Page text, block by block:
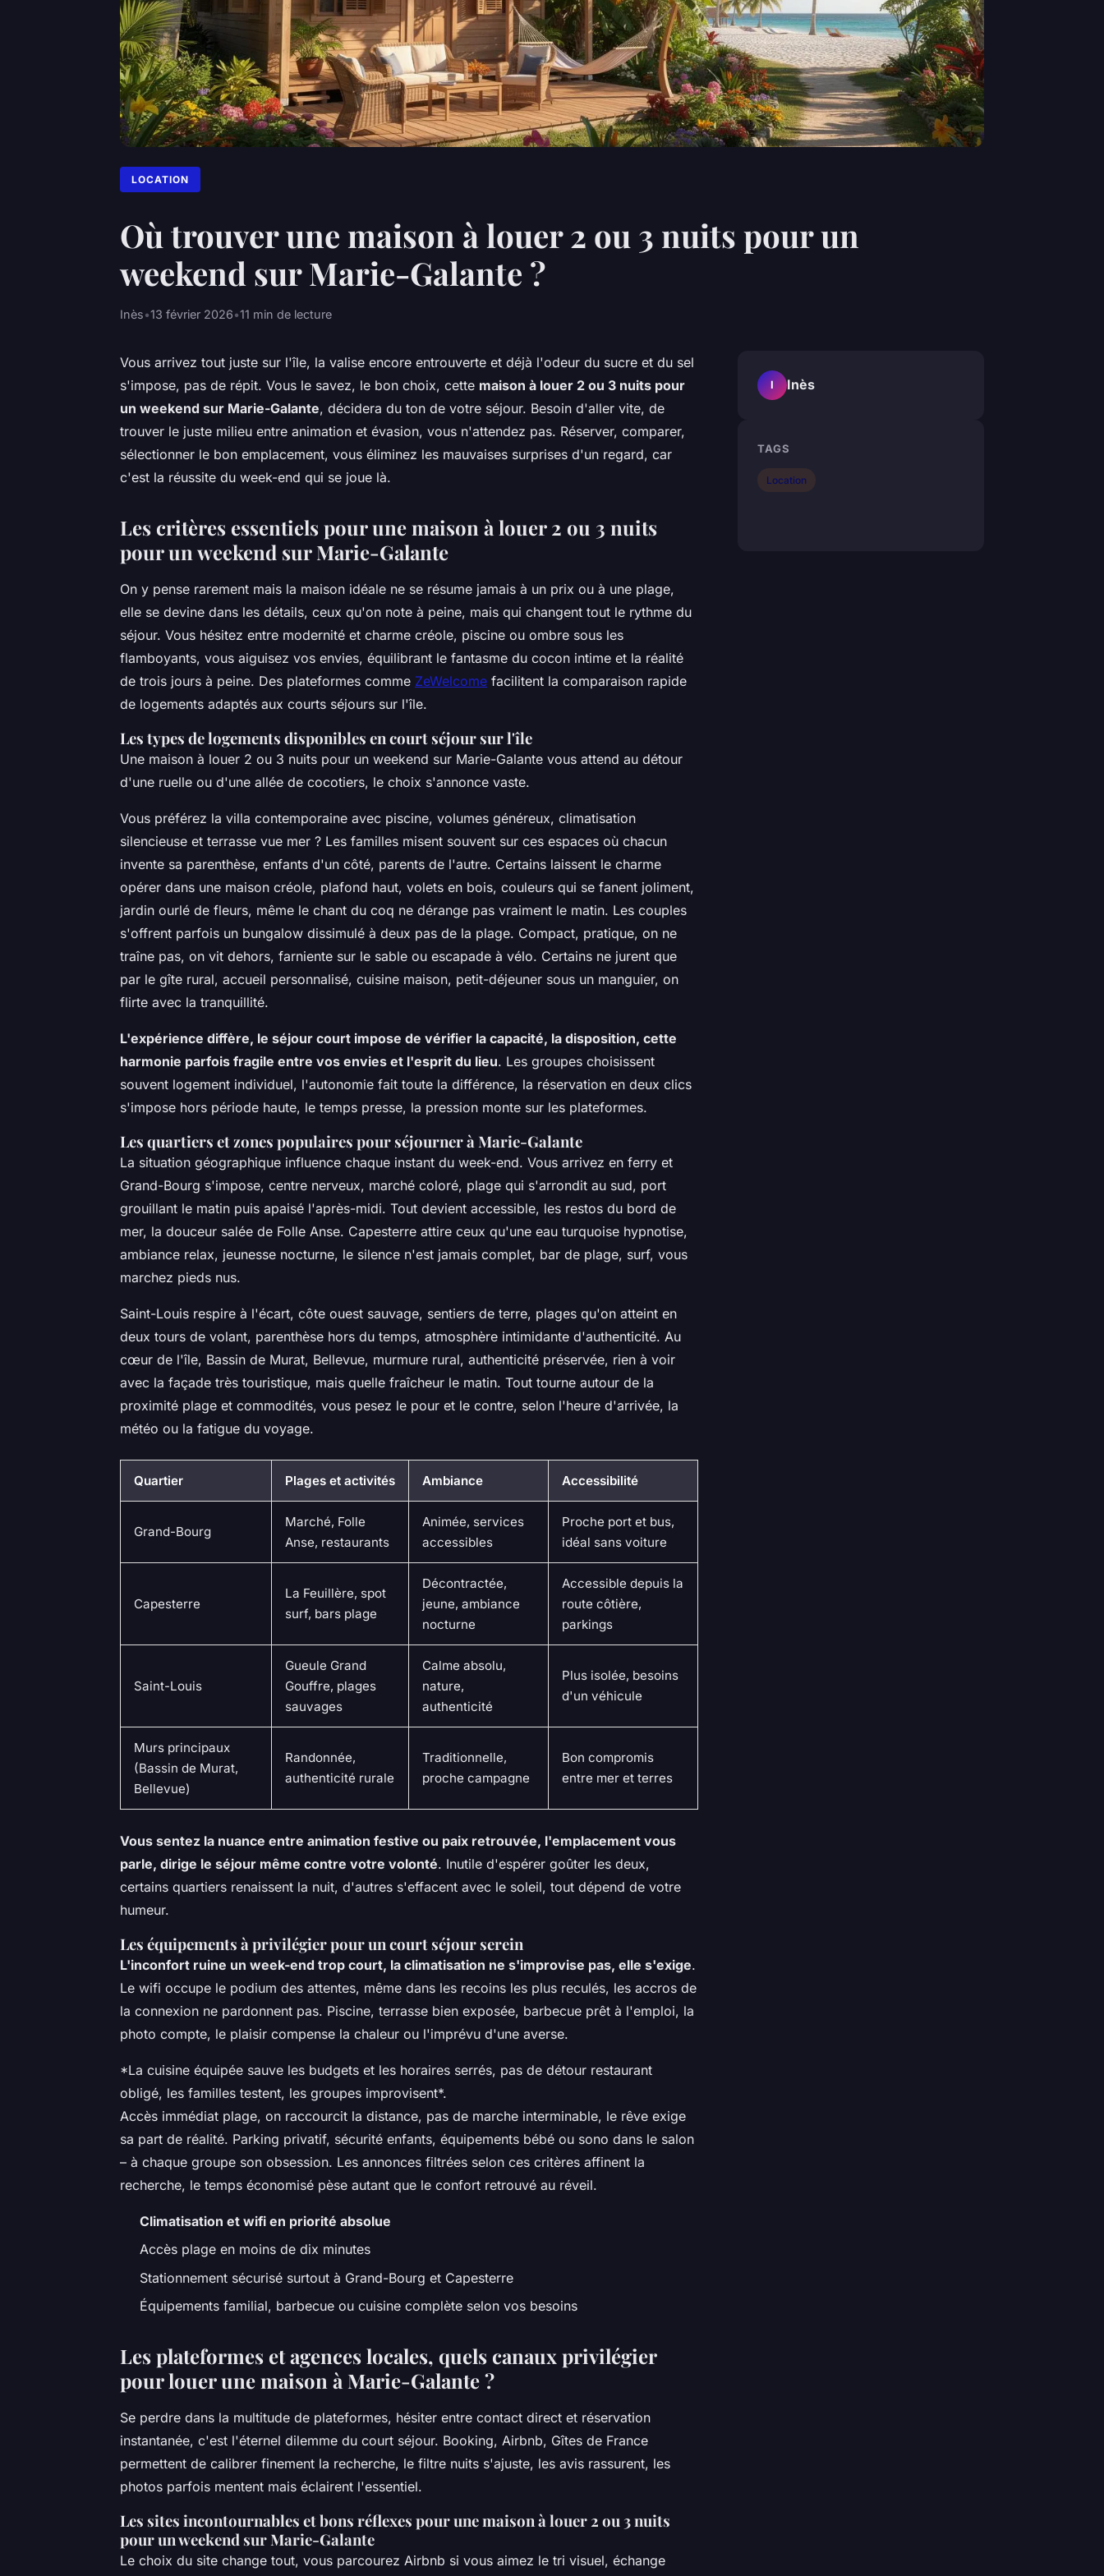
LOCATION
Où trouver une maison à louer 2 ou 3 nuits pour un
weekend sur Marie-Galante ?
Inès•13 février 2026•11 min de lecture
Vous arrivez tout juste sur l'île, la valise encore entrouverte et déjà l'odeur du sucre et du sel
s'impose, pas de répit. Vous le savez, le bon choix, cette maison à louer 2 ou 3 nuits pour
un weekend sur Marie-Galante, décidera du ton de votre séjour. Besoin d'aller vite, de
trouver le juste milieu entre animation et évasion, vous n'attendez pas. Réserver, comparer,
sélectionner le bon emplacement, vous éliminez les mauvaises surprises d'un regard, car
c'est la réussite du week-end qui se joue là.
Les critères essentiels pour une maison à louer 2 ou 3 nuits
pour un weekend sur Marie-Galante
On y pense rarement mais la maison idéale ne se résume jamais à un prix ou à une plage,
elle se devine dans les détails, ceux qu'on note à peine, mais qui changent tout le rythme du
séjour. Vous hésitez entre modernité et charme créole, piscine ou ombre sous les
flamboyants, vous aiguisez vos envies, équilibrant le fantasme du cocon intime et la réalité
de trois jours à peine. Des plateformes comme ZeWelcome facilitent la comparaison rapide
de logements adaptés aux courts séjours sur l'île.
Les types de logements disponibles en court séjour sur l'île
Une maison à louer 2 ou 3 nuits pour un weekend sur Marie-Galante vous attend au détour
d'une ruelle ou d'une allée de cocotiers, le choix s'annonce vaste.
Vous préférez la villa contemporaine avec piscine, volumes généreux, climatisation
silencieuse et terrasse vue mer ? Les familles misent souvent sur ces espaces où chacun
invente sa parenthèse, enfants d'un côté, parents de l'autre. Certains laissent le charme
opérer dans une maison créole, plafond haut, volets en bois, couleurs qui se fanent joliment,
jardin ourlé de fleurs, même le chant du coq ne dérange pas vraiment le matin. Les couples
s'offrent parfois un bungalow dissimulé à deux pas de la plage. Compact, pratique, on ne
traîne pas, on vit dehors, farniente sur le sable ou escapade à vélo. Certains ne jurent que
par le gîte rural, accueil personnalisé, cuisine maison, petit-déjeuner sous un manguier, on
flirte avec la tranquillité.
L'expérience diffère, le séjour court impose de vérifier la capacité, la disposition, cette
harmonie parfois fragile entre vos envies et l'esprit du lieu. Les groupes choisissent
souvent logement individuel, l'autonomie fait toute la différence, la réservation en deux clics
s'impose hors période haute, le temps presse, la pression monte sur les plateformes.
Les quartiers et zones populaires pour séjourner à Marie-Galante
La situation géographique influence chaque instant du week-end. Vous arrivez en ferry et
Grand-Bourg s'impose, centre nerveux, marché coloré, plage qui s'arrondit au sud, port
grouillant le matin puis apaisé l'après-midi. Tout devient accessible, les restos du bord de
mer, la douceur salée de Folle Anse. Capesterre attire ceux qu'une eau turquoise hypnotise,
ambiance relax, jeunesse nocturne, le silence n'est jamais complet, bar de plage, surf, vous
marchez pieds nus.
Saint-Louis respire à l'écart, côte ouest sauvage, sentiers de terre, plages qu'on atteint en
deux tours de volant, parenthèse hors du temps, atmosphère intimidante d'authenticité. Au
cœur de l'île, Bassin de Murat, Bellevue, murmure rural, authenticité préservée, rien à voir
avec la façade très touristique, mais quelle fraîcheur le matin. Tout tourne autour de la
proximité plage et commodités, vous pesez le pour et le contre, selon l'heure d'arrivée, la
météo ou la fatigue du voyage.
Quartier Plages et activités Ambiance Accessibilité
Grand-Bourg
Marché, Folle
Anse, restaurants
Animée, services
accessibles
Proche port et bus,
idéal sans voiture
Capesterre
La Feuillère, spot
surf, bars plage
Décontractée,
jeune, ambiance
nocturne
Accessible depuis la
route côtière,
parkings
Saint-Louis
Gueule Grand
Gouffre, plages
sauvages
Calme absolu,
nature,
authenticité
Plus isolée, besoins
d'un véhicule
Murs principaux
(Bassin de Murat,
Bellevue)
Randonnée,
authenticité rurale
Traditionnelle,
proche campagne
Bon compromis
entre mer et terres
Vous sentez la nuance entre animation festive ou paix retrouvée, l'emplacement vous
parle, dirige le séjour même contre votre volonté. Inutile d'espérer goûter les deux,
certains quartiers renaissent la nuit, d'autres s'effacent avec le soleil, tout dépend de votre
humeur.
Les équipements à privilégier pour un court séjour serein
L'inconfort ruine un week-end trop court, la climatisation ne s'improvise pas, elle s'exige.
Le wifi occupe le podium des attentes, même dans les recoins les plus reculés, les accros de
la connexion ne pardonnent pas. Piscine, terrasse bien exposée, barbecue prêt à l'emploi, la
photo compte, le plaisir compense la chaleur ou l'imprévu d'une averse.
*La cuisine équipée sauve les budgets et les horaires serrés, pas de détour restaurant
obligé, les familles testent, les groupes improvisent*.
Accès immédiat plage, on raccourcit la distance, pas de marche interminable, le rêve exige
sa part de réalité. Parking privatif, sécurité enfants, équipements bébé ou sono dans le salon
– à chaque groupe son obsession. Les annonces filtrées selon ces critères affinent la
recherche, le temps économisé pèse autant que le confort retrouvé au réveil.
Climatisation et wifi en priorité absolue
Accès plage en moins de dix minutes
Stationnement sécurisé surtout à Grand-Bourg et Capesterre
Équipements familial, barbecue ou cuisine complète selon vos besoins
Les plateformes et agences locales, quels canaux privilégier
pour louer une maison à Marie-Galante ?
Se perdre dans la multitude de plateformes, hésiter entre contact direct et réservation
instantanée, c'est l'éternel dilemme du court séjour. Booking, Airbnb, Gîtes de France
permettent de calibrer finement la recherche, le filtre nuits s'ajuste, les avis rassurent, les
photos parfois mentent mais éclairent l'essentiel.
Les sites incontournables et bons réflexes pour une maison à louer 2 ou 3 nuits
pour un weekend sur Marie-Galante
Le choix du site change tout, vous parcourez Airbnb si vous aimez le tri visuel, échange
I Inès
TAGS
Location